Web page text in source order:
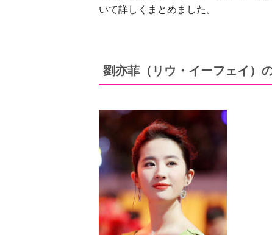
いて詳しくまとめました。
劉亦菲（リウ・イーフェイ）